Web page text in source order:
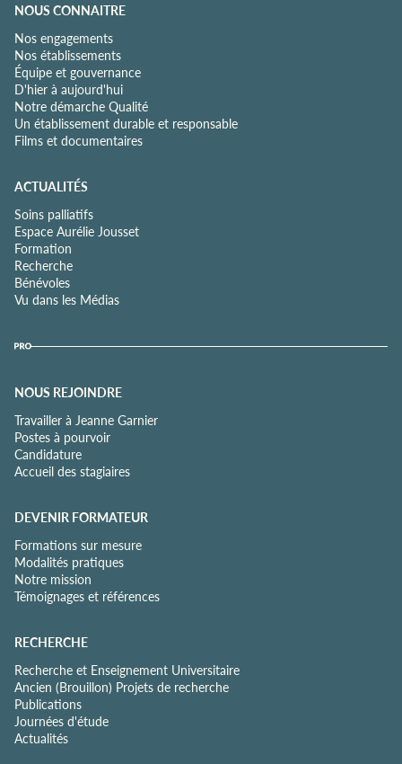
NOUS CONNAITRE
Nos engagements
Nos établissements
Équipe et gouvernance
D'hier à aujourd'hui
Notre démarche Qualité
Un établissement durable et responsable
Films et documentaires
ACTUALITÉS
Soins palliatifs
Espace Aurélie Jousset
Formation
Recherche
Bénévoles
Vu dans les Médias
NOUS REJOINDRE
Travailler à Jeanne Garnier
Postes à pourvoir
Candidature
Accueil des stagiaires
DEVENIR FORMATEUR
Formations sur mesure
Modalités pratiques
Notre mission
Témoignages et références
RECHERCHE
Recherche et Enseignement Universitaire
Ancien (Brouillon) Projets de recherche
Publications
Journées d'étude
Actualités